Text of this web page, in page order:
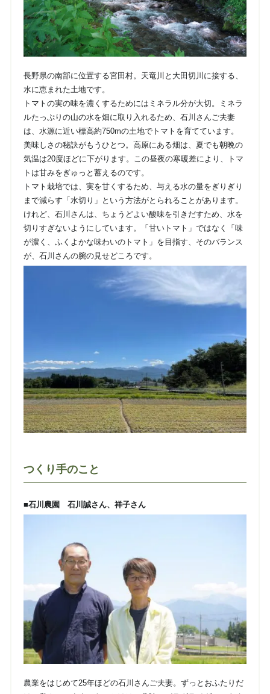
長野県の南部に位置する宮田村。天竜川と大田切川に接する、
水に恵まれた土地です。
トマトの実の味を濃くするためにはミネラル分が大切。ミネラ
ルたっぷりの山の水を畑に取り入れるため、石川さんご夫妻
は、水源に近い標高約750mの土地でトマトを育てています。
美味しさの秘訣がもうひとつ。高原にある畑は、夏でも朝晩の
気温は20度ほどに下がります。この昼夜の寒暖差により、トマ
トは甘みをぎゅっと蓄えるのです。
トマト栽培では、実を甘くするため、与える水の量をぎりぎり
まで減らす「水切り」という方法がとられることがあります。
けれど、石川さんは、ちょうどよい酸味を引きだすため、水を
切りすぎないようにしています。「甘いトマト」ではなく「味
が濃く、ふくよかな味わいのトマト」を目指す、そのバランス
が、石川さんの腕の見せどころです。
つくり手のこと
■石川農園 石川誠さん、祥子さん
農業をはじめて25年ほどの石川さんご夫妻。ずっとおふたりだ